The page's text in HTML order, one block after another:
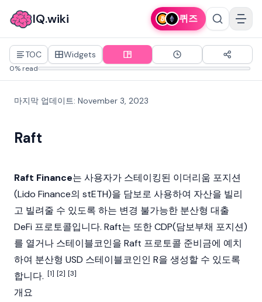
IQ.wiki 퀴즈
TOC Widgets
0% read
마지막 업데이트: November 3, 2023
Raft
Raft Finance는 사용자가 스테이킹된 이더리움 포지션
(Lido Finance의 stETH)을 담보로 사용하여 자산을 빌리
고 빌려줄 수 있도록 하는 변경 불가능한 분산형 대출
DeFi 프로토콜입니다. Raft는 또한 CDP(담보부채 포지션)
를 열거나 스테이블코인을 Raft 프로토콜 준비금에 예치
하여 분산형 USD 스테이블코인인 R을 생성할 수 있도록
합니다. [1] [2] [3]
개요